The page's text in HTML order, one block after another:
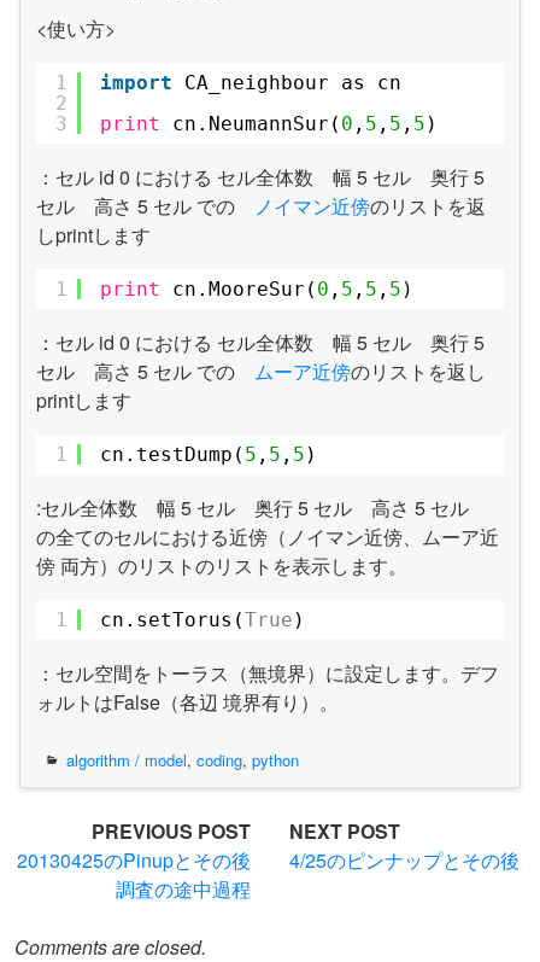
<使い方>
1
2
3
import
CA_neighbour as cn
print
cn.NeumannSur( 0 , 5 , 5 , 5 )
：セル id 0 における セル全体数 幅 5 セル 奥行 5
セル 高さ 5 セル での
ノイマン近傍のリストを返
しprintします
1 print cn.MooreSur( 0 , 5 , 5 , 5 )
：セル id 0 における セル全体数 幅 5 セル 奥行 5
セル 高さ 5 セル での ムーア近傍のリストを返し
printします
1 cn.testDump( 5 , 5 , 5 )
:セル全体数 幅 5 セル 奥行 5 セル 高さ 5 セル
の全てのセルにおける近傍（ノイマン近傍、ムーア近
傍 両方）のリストのリストを表示します。
1 cn.setTorus(True )
：セル空間をトーラス（無境界）に設定します。デフ
ォルトはFalse（各辺 境界有り）。
algorithm / model, coding, python
navigation
PREVIOUS POST
20130425のPinupとその後
調査の途中過程
NEXT POST
4/25のピンナップとその後
Comments are closed.